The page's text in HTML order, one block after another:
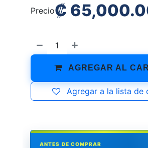
AGREGAR AL
Agregar a la lista de
Precio₡
ANTES DE COMPRAR